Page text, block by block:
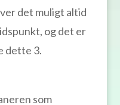
det muligt altid
og det er
dette 3.
som